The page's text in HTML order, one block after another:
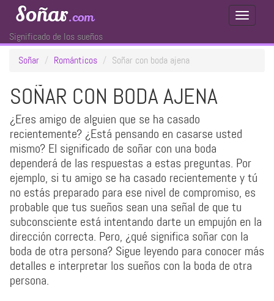
Toggle
Soñar.com
Significado de los sueños
Soñar
Románticos Soñar con boda ajena
SOÑAR CON BODA AJENA
¿Eres amigo de alguien que se ha casado
recientemente? ¿Está pensando en casarse usted
mismo? El significado de soñar con una boda
dependerá de las respuestas a estas preguntas. Por
ejemplo, si tu amigo se ha casado recientemente y tú
no estás preparado para ese nivel de compromiso, es
probable que tus sueños sean una señal de que tu
subconsciente está intentando darte un empujón en la
dirección correcta. Pero, ¿qué significa soñar con la
boda de otra persona? Sigue leyendo para conocer más
detalles e interpretar los sueños con la boda de otra
persona.